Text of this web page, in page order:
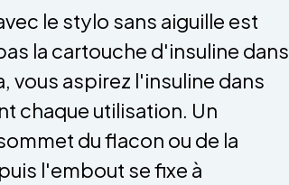
le stylo sans aiguille est
la cartouche d'insuline dans
vous aspirez l'insuline dans
chaque utilisation. Un
du flacon ou de la
l'embout se fixe à